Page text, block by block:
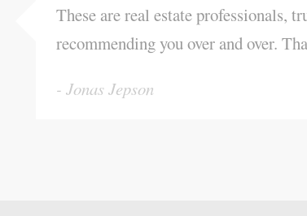
These are real estate professionals,
recommending you over and over.
Jonas Jepson